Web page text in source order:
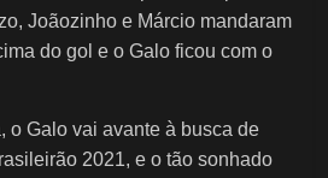
Joãozinho e Márcio mandaram
do gol e o Galo ficou com o
o Galo vai avante à busca de
2021, e o tão sonhado